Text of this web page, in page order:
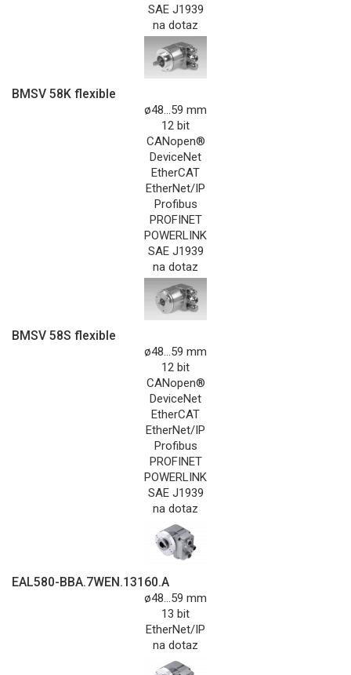
SAE J1939
na dotaz
BMSV 58K flexible
ø48...59 mm
12 bit
CANopen®
DeviceNet
EtherCAT
EtherNet/IP
Profibus
PROFINET
POWERLINK
SAE J1939
na dotaz
BMSV 58S flexible
ø48...59 mm
12 bit
CANopen®
DeviceNet
EtherCAT
EtherNet/IP
Profibus
PROFINET
POWERLINK
SAE J1939
na dotaz
EAL580-BBA.7WEN.13160.A
ø48...59 mm
13 bit
EtherNet/IP
na dotaz